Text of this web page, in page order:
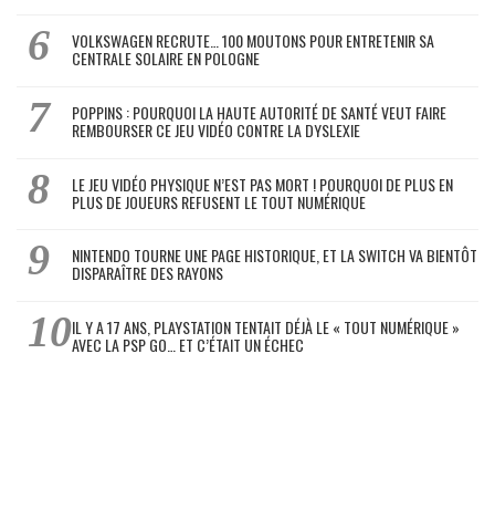
VOLKSWAGEN RECRUTE… 100 MOUTONS POUR ENTRETENIR SA
CENTRALE SOLAIRE EN POLOGNE
POPPINS : POURQUOI LA HAUTE AUTORITÉ DE SANTÉ VEUT FAIRE
REMBOURSER CE JEU VIDÉO CONTRE LA DYSLEXIE
LE JEU VIDÉO PHYSIQUE N’EST PAS MORT ! POURQUOI DE PLUS EN
PLUS DE JOUEURS REFUSENT LE TOUT NUMÉRIQUE
NINTENDO TOURNE UNE PAGE HISTORIQUE, ET LA SWITCH VA BIENTÔT
DISPARAÎTRE DES RAYONS
IL Y A 17 ANS, PLAYSTATION TENTAIT DÉJÀ LE « TOUT NUMÉRIQUE »
AVEC LA PSP GO… ET C’ÉTAIT UN ÉCHEC